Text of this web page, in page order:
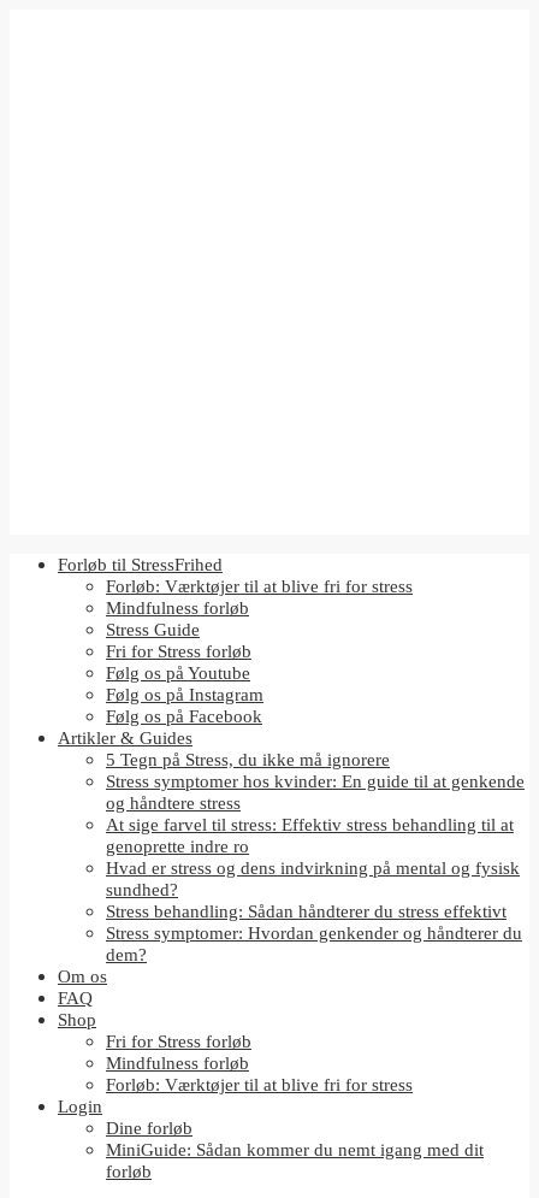
Forløb til StressFrihed
Forløb: Værktøjer til at blive fri for stress
Mindfulness forløb
Stress Guide
Fri for Stress forløb
Følg os på Youtube
Følg os på Instagram
Følg os på Facebook
Artikler & Guides
5 Tegn på Stress, du ikke må ignorere
Stress symptomer hos kvinder: En guide til at genkende
og håndtere stress
At sige farvel til stress: Effektiv stress behandling til at
genoprette indre ro
Hvad er stress og dens indvirkning på mental og fysisk
sundhed?
Stress behandling: Sådan håndterer du stress effektivt
Stress symptomer: Hvordan genkender og håndterer du
dem?
Om os
FAQ
Shop
Fri for Stress forløb
Mindfulness forløb
Forløb: Værktøjer til at blive fri for stress
Login
Dine forløb
MiniGuide: Sådan kommer du nemt igang med dit
forløb